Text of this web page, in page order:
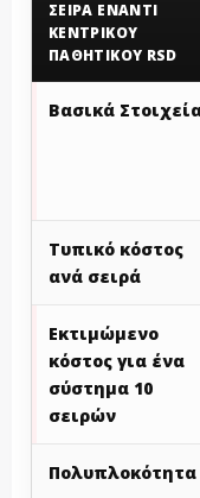
ΣΕΙΡΆ ΈΝΑΝΤΙ
ΚΕΝΤΡΙΚΟΎ
ΠΑΘΗΤΙΚΟΎ RSD
Βασικά
Τυπικό κόστος
ανά σειρά
Εκτιμώμενο
κόστος για ένα
σύστημα 10
σειρών
Πολυπλοκότητα